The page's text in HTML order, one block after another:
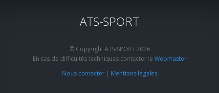
ATS-SPORT
© Copyright ATS-SPORT 2026
En cas de difficultés techniques contacter le Webmaster
Nous contacter| Mentions légales